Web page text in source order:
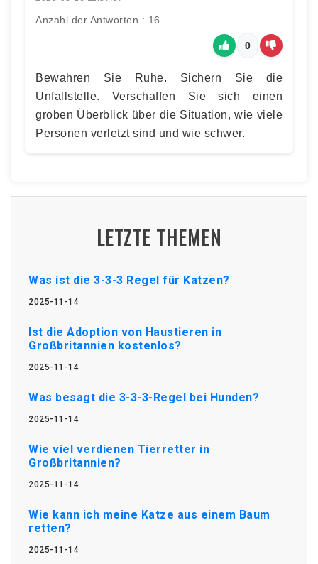
Anzahl der Antworten : 16
0
Bewahren Sie Ruhe. Sichern Sie die
Unfallstelle. Verschaffen Sie sich einen
groben Überblick über die Situation, wie viele
Personen verletzt sind und wie schwer.
LETZTE THEMEN
Was ist die 3-3-3 Regel für Katzen?
2025-11-14
Ist die Adoption von Haustieren in
Großbritannien kostenlos?
2025-11-14
Was besagt die 3-3-3-Regel bei Hunden?
2025-11-14
Wie viel verdienen Tierretter in
Großbritannien?
2025-11-14
Wie kann ich meine Katze aus einem Baum
retten?
2025-11-14